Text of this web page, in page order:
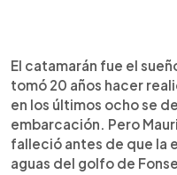
Escuchar
El catamarán fue el
tomó 20 años hacer
en los últimos ocho se
embarcación. Pero
falleció antes de que la
aguas del golfo de